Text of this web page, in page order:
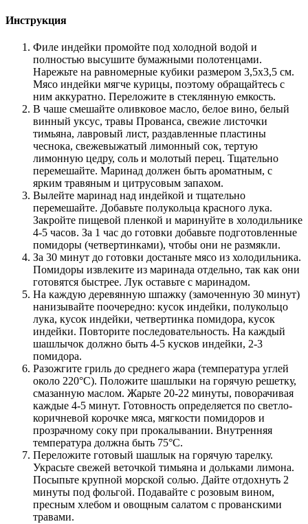
Инструкция
Филе индейки промойте под холодной водой и
полностью высушите бумажными полотенцами.
Нарежьте на равномерные кубики размером 3,5х3,5 см.
Мясо индейки мягче курицы, поэтому обращайтесь с
ним аккуратно. Переложите в стеклянную емкость.
В чаше смешайте оливковое масло, белое вино, белый
винный уксус, травы Прованса, свежие листочки
тимьяна, лавровый лист, раздавленные пластины
чеснока, свежевыжатый лимонный сок, тертую
лимонную цедру, соль и молотый перец. Тщательно
перемешайте. Маринад должен быть ароматным, с
ярким травяным и цитрусовым запахом.
Вылейте маринад над индейкой и тщательно
перемешайте. Добавьте полукольца красного лука.
Закройте пищевой пленкой и маринуйте в холодильнике
4-5 часов. За 1 час до готовки добавьте подготовленные
помидоры (четвертинками), чтобы они не размякли.
За 30 минут до готовки достаньте мясо из холодильника.
Помидоры извлеките из маринада отдельно, так как они
готовятся быстрее. Лук оставьте с маринадом.
На каждую деревянную шпажку (замоченную 30 минут)
нанизывайте поочередно: кусок индейки, полукольцо
лука, кусок индейки, четвертинка помидора, кусок
индейки. Повторите последовательность. На каждый
шашлычок должно быть 4-5 кусков индейки, 2-3
помидора.
Разожгите гриль до среднего жара (температура углей
около 220°С). Положите шашлыки на горячую решетку,
смазанную маслом. Жарьте 20-22 минуты, поворачивая
каждые 4-5 минут. Готовность определяется по светло-
коричневой корочке мяса, мягкости помидоров и
прозрачному соку при прокалывании. Внутренняя
температура должна быть 75°С.
Переложите готовый шашлык на горячую тарелку.
Украсьте свежей веточкой тимьяна и дольками лимона.
Посыпьте крупной морской солью. Дайте отдохнуть 2
минуты под фольгой. Подавайте с розовым вином,
пресным хлебом и овощным салатом с прованскими
травами.